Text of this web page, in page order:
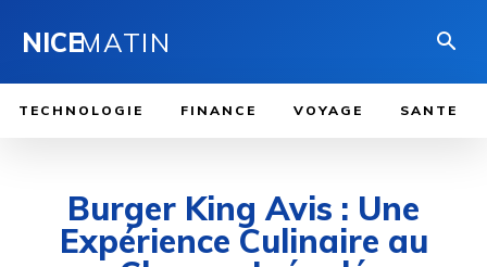
NICEMATIN
TECHNOLOGIE FINANCE VOYAGE SANTE
Burger King Avis : Une
Expérience Culinaire au